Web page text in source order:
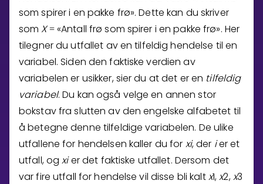
Bestill privatundervisning
Inviter en venn
Velg læreplan
Logg inn
som spirer i en pakke frø». Dette kan du skriver
som X =«Antall frø som spirer i en pakke frø». Her
tilegner du utfallet av en tilfeldig hendelse til en
variabel. Siden den faktiske verdien av
variabelen er usikker, sier du at det er en tilfeldig
variabel. Du kan også velge en annen stor
bokstav fra slutten av den engelske alfabetet til
å betegne denne tilfeldige variabelen. De ulike
utfallene for hendelsen kaller du for xi, der ier et
utfall, ogxier det faktiske utfallet. Dersom det
var fire utfall for hendelse vil disse bli kaltx1,x2,x3